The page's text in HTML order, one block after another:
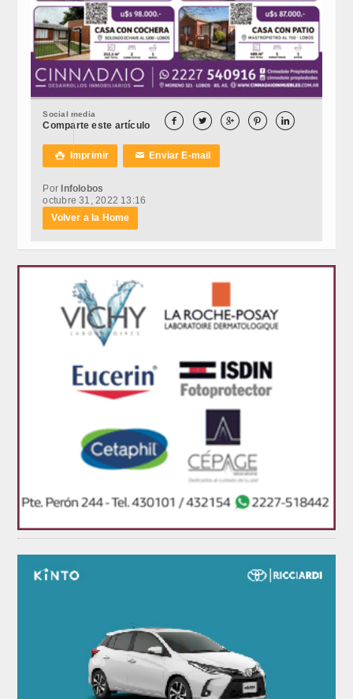
Social media
Comparte este artículo     
 Imprimir ✉Enviar E-mail
Por Infolobos
octubre 31, 2022 13:16
Volver a la Home